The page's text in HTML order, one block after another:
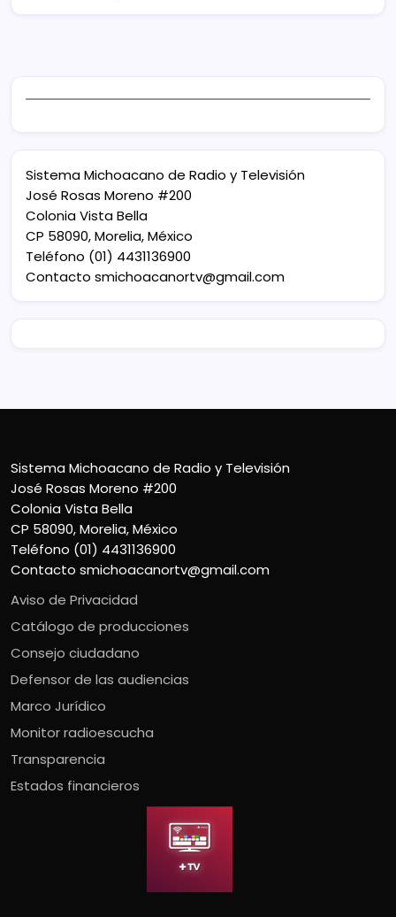
Sistema Michoacano de Radio y Televisión
José Rosas Moreno #200
Colonia Vista Bella
CP 58090, Morelia, México
Teléfono (01) 4431136900
Contacto smichoacanortv@gmail.com
Sistema Michoacano de Radio y Televisión
José Rosas Moreno #200
Colonia Vista Bella
CP 58090, Morelia, México
Teléfono (01) 4431136900
Contacto smichoacanortv@gmail.com
Aviso de Privacidad
Catálogo de producciones
Consejo ciudadano
Defensor de las audiencias
Marco Jurídico
Monitor radioescucha
Transparencia
Estados financieros